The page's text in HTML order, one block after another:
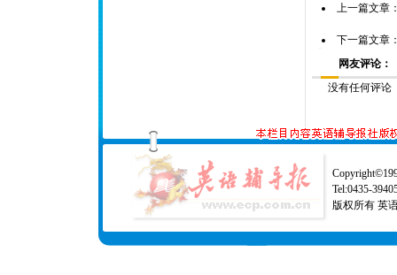
上一篇文章
下一篇文章
网友评论：
没有任何评论
Tel:0435-
版权所有 英